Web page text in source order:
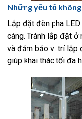
Những yếu tố
Lắp đặt đèn pha
càng. Tránh lắp đặt
và đảm bảo vị trí lắp
giúp khai thác tối đa